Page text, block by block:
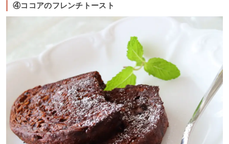
④ココアのフレンチトースト